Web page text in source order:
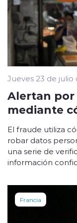
Jueves 23 de julio
Alertan
mediante
El fraude utiliza
robar datos
una serie de
información
Francia